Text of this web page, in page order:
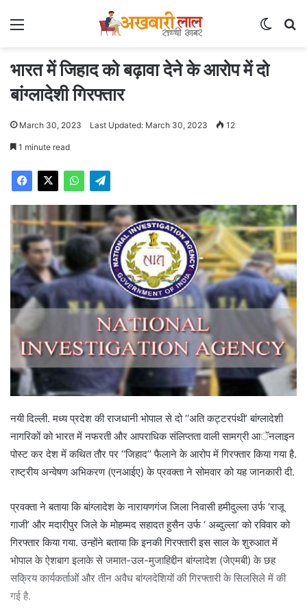
Menu
भारत में जिहाद को बढ़ावा देने के आरोप में दो
बांग्लादेशी गिरफ्तार
March 30, 2023 Last Updated: March 30, 2023 12
1 minute read
नयी दिल्ली. मध्य प्रदेश की राजधानी भोपाल से दो ‘‘अति कट्टरपंथी’ बांग्लादेशी
नागरिकों को भारत में नफरती और आपराधिक संलिप्तता वाली सामग्री आॅनलाइन
पोस्ट कर देश में कथित तौर पर ‘‘जिहाद’’ फैलाने के आरोप में गिरफ्तार किया गया है.
राष्ट्रीय अन्वेषण अभिकरण (एनआईए) के प्रवक्ता ने सोमवार को यह जानकारी दी.
प्रवक्ता ने बताया कि बांग्लादेश के नारायणगंज जिला निवासी हमीदुल्ला उर्फ ‘राजू
गाजी’ और मदारीपुर जिले के मोहम्मद सहादत हुसैन उर्फ ‘ अब्दुल्ला’ को रविवार को
गिरफ्तार किया गया. उन्होंने बताया कि इनकी गिरफ्तारी इस साल के शुरुआत में
भोपाल के ऐशबाग इलाके से जमात-उल-मुजाहिद्दीन बांग्लादेश (जेएमबी) के छह
सक्रिय कार्यकर्ताओं और तीन अवैध बांग्लदेशियों की गिरफ्तारी के सिलसिले में की
गई है.